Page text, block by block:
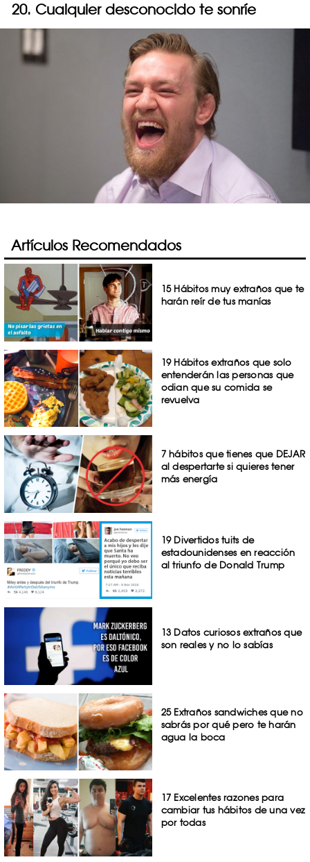
20. Cualquier desconocido te sonríe
Artículos Recomendados
15 Hábitos muy extraños que te
harán reír de tus manías
19 Hábitos extraños que solo
entenderán las personas que
odian que su comida se
revuelva
7 hábitos que tienes que DEJAR
al despertarte si quieres tener
más energía
19 Divertidos tuits de
estadounidenses en reacción
al triunfo de Donald Trump
13 Datos curiosos extraños que
son reales y no lo sabías
25 Extraños sandwiches que no
sabrás por qué pero te harán
agua la boca
17 Excelentes razones para
cambiar tus hábitos de una vez
por todas